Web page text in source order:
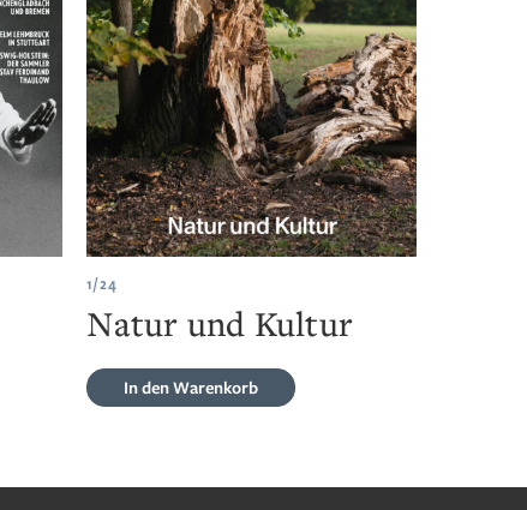
1/24
Natur und Kultur
In den Warenkorb